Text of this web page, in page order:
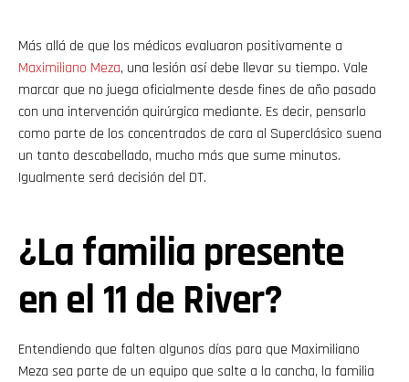
Más allá de que los médicos evaluaron positivamente a
Maximiliano Meza, una lesión así debe llevar su tiempo. Vale
marcar que no juega oficialmente desde fines de año pasado
con una intervención quirúrgica mediante. Es decir, pensarlo
como parte de los concentrados de cara al Superclásico suena
un tanto descabellado, mucho más que sume minutos.
Igualmente será decisión del DT.
¿La familia presente
en el 11 de River?
Entendiendo que falten algunos días para que Maximiliano
Meza sea parte de un equipo que salte a la cancha, la familia